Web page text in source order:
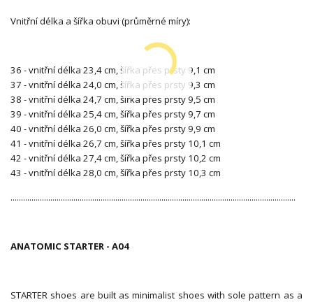
Vnitřní délka a šířka obuvi (průměrné míry):
36 - vnitřní délka 23,4 cm, šířka přes prsty 9,1 cm
37 - vnitřní délka 24,0 cm, šířka přes prsty 9,3 cm
38 - vnitřní délka 24,7 cm, šířka přes prsty 9,5 cm
39 - vnitřní délka 25,4 cm, šířka přes prsty 9,7 cm
40 - vnitřní délka 26,0 cm, šířka přes prsty 9,9 cm
41 - vnitřní délka 26,7 cm, šířka přes prsty 10,1 cm
42 - vnitřní délka 27,4 cm, šířka přes prsty 10,2 cm
43 - vnitřní délka 28,0 cm, šířka přes prsty 10,3 cm
........................................................................................................................................
ANATOMIC STARTER - A04
STARTER shoes are built as minimalist shoes with sole pattern as a